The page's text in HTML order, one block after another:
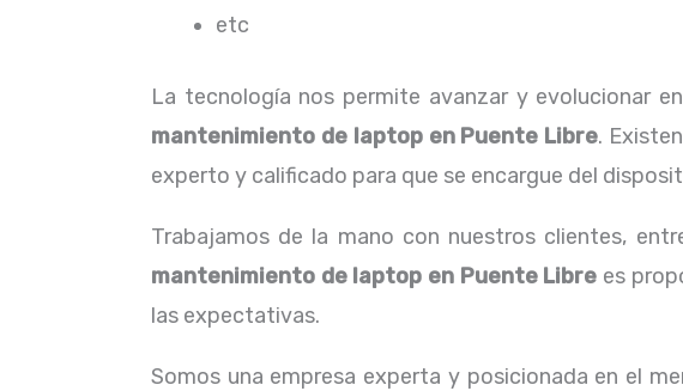
etc
La tecnología nos permite avanzar y evolucionar
mantenimiento de laptopen Puente Libre.
experto y calificado para que se encargue del
Trabajamos de la mano con nuestros clientes,
mantenimiento de laptop en Puente Libre es
las expectativas.
Somos una empresa experta y posicionada en el